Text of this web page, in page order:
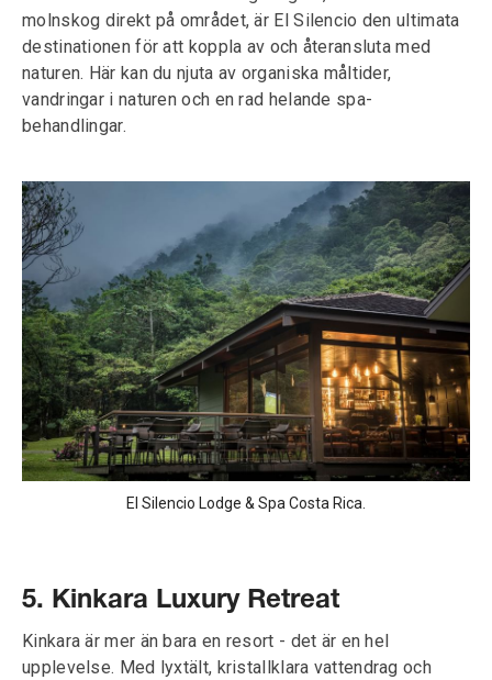
molnskog direkt på området, är El Silencio den ultimata
destinationen för att koppla av och återansluta med
naturen. Här kan du njuta av organiska måltider,
vandringar i naturen och en rad helande spa-
behandlingar.
El Silencio Lodge & Spa Costa Rica.
5. Kinkara Luxury Retreat
Kinkara är mer än bara en resort - det är en hel
upplevelse. Med lyxtält, kristallklara vattendrag och